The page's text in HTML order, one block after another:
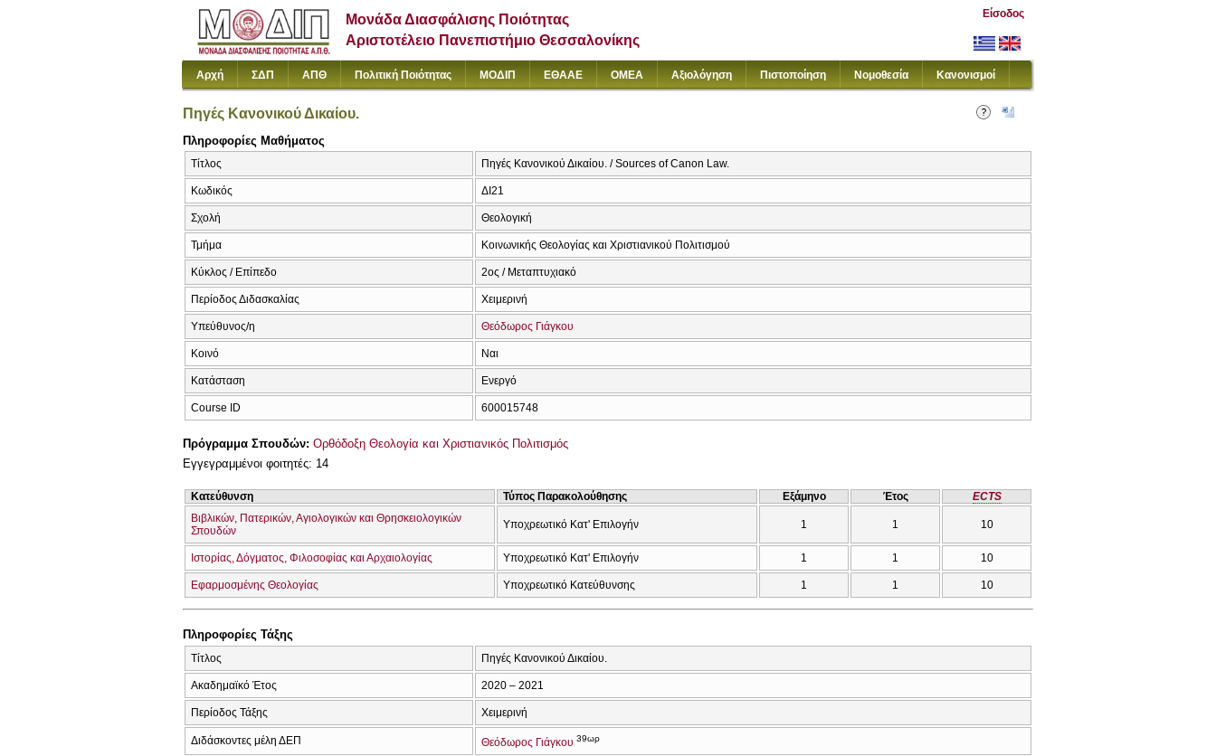
Μονάδα Διασφάλισης Ποιότητας
Αριστοτέλειο Πανεπιστήμιο Θεσσαλονίκης
Είσοδος
Αρχή ΣΔΠ ΑΠΘ Πολιτική Ποιότητας ΜΟΔΙΠ ΕΘΑΑΕ ΟΜΕΑ Αξιολόγηση Πιστοποίηση Νομοθεσία Κανονισμοί
Πηγές Κανονικού Δικαίου.
Πληροφορίες Μαθήματος
Τίτλος Πηγές Κανονικού Δικαίου. / Sources of Canon Law.
Κωδικός ΔΙ21
Σχολή Θεολογική
Τμήμα Κοινωνικής Θεολογίας και Χριστιανικού Πολιτισμού
Κύκλος / Επίπεδο 2ος / Μεταπτυχιακό
Περίοδος Διδασκαλίας Χειμερινή
Υπεύθυνος/η Θεόδωρος Γιάγκου
Κοινό Ναι
Κατάσταση Ενεργό
Course ID 600015748
Πρόγραμμα Σπουδών: Ορθόδοξη Θεολογία και Χριστιανικός Πολιτισμός
Εγγεγραμμένοι φοιτητές: 14
Κατεύθυνση Τύπος Παρακολούθησης Εξάμηνο Έτος
ECTS
Βιβλικών, Πατερικών, Αγιολογικών και Θρησκειολογικών
Σπουδών
Υποχρεωτικό Κατ' Επιλογήν 1 1 10
Ιστορίας, Δόγματος, Φιλοσοφίας και Αρχαιολογίας Υποχρεωτικό Κατ' Επιλογήν 1 1 10
Εφαρμοσμένης Θεολογίας Υποχρεωτικό Κατεύθυνσης 1 1 10
Πληροφορίες Τάξης
Τίτλος Πηγές Κανονικού Δικαίου.
Ακαδημαϊκό Έτος 2020 – 2021
Περίοδος Τάξης Χειμερινή
Διδάσκοντες μέλη ΔΕΠ Θεόδωρος Γιάγκου 39ωρ